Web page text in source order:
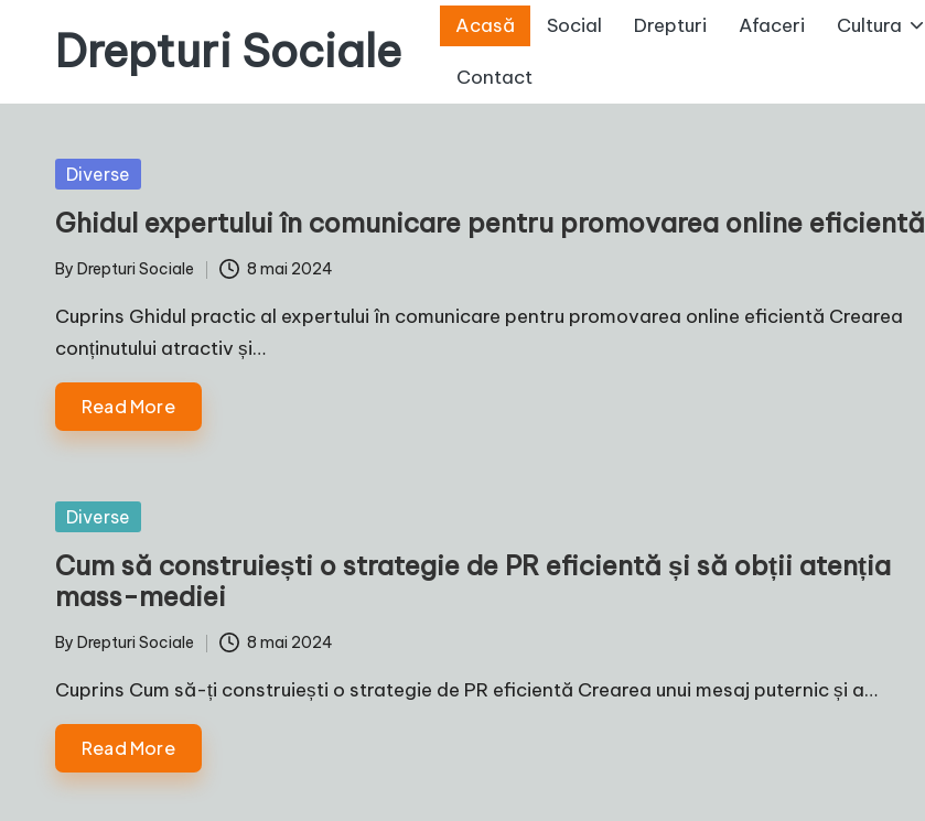
Drepturi Sociale
Sociale:
Vocea
Ta,
Acasă Social Drepturi Afaceri Cultura
Contact
Posted
Diverse
Ghidul expertului în comunicare pentru promovarea online eficientă
Posted
by
By Drepturi Sociale 8 mai 2024
Cuprins Ghidul practic al expertului în comunicare pentru promovarea online eficientă Crearea
conținutului atractiv și…
Read More
Posted
Diverse
Cum să construiești o strategie de PR eficientă și să obții atenția
mass-mediei
Posted
by
By Drepturi Sociale 8 mai 2024
Cuprins Cum să-ți construiești o strategie de PR eficientă Crearea unui mesaj puternic și a…
Read More